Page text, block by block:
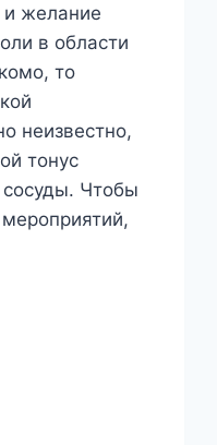
и желание
в области
то
неизвестно,
тонус
Чтобы